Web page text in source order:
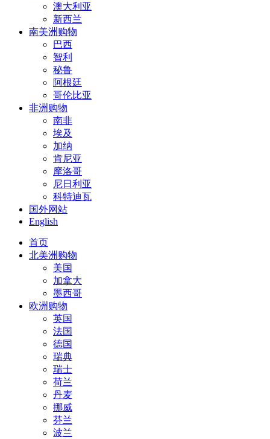
澳大利亚
新西兰
南美洲购物
巴西
智利
秘鲁
阿根廷
哥伦比亚
非洲购物
南非
埃及
加纳
肯尼亚
摩洛哥
尼日利亚
科特迪瓦
国外网站
English
首页
北美洲购物
美国
加拿大
墨西哥
欧洲购物
英国
法国
德国
瑞典
瑞士
荷兰
丹麦
挪威
芬兰
波兰